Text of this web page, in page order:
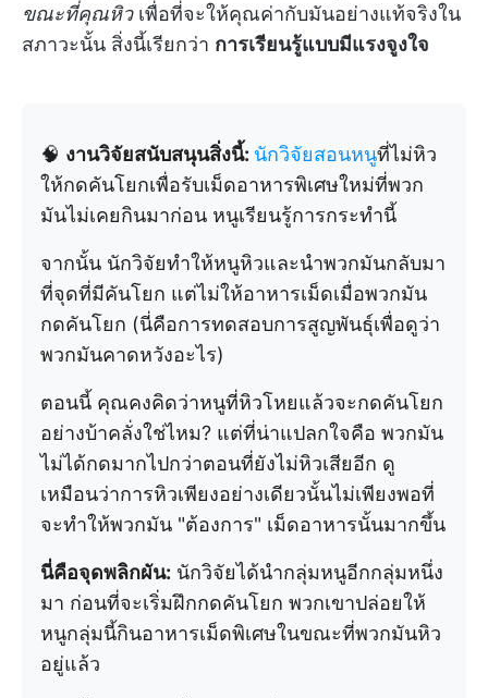
ขณะที่คุณหิวเพื่อที่จะให้คุณค่ากับมันอย่างแท้จริงใน
สภาวะนั้น สิ่งนี้เรียกว่า การเรียนรู้แบบมีแรงจูงใจ
🧠 งานวิจัยสนับสนุนสิ่งนี้: นักวิจัยสอนหนูที่ไม่หิว
ให้กดคันโยกเพื่อรับเม็ดอาหารพิเศษใหม่ที่พวก
มันไม่เคยกินมาก่อน หนูเรียนรู้การกระทำนี้
จากนั้น นักวิจัยทำให้หนูหิวและนำพวกมันกลับมา
ที่จุดที่มีคันโยก แต่ไม่ให้อาหารเม็ดเมื่อพวกมัน
กดคันโยก (นี่คือการทดสอบการสูญพันธุ์เพื่อดูว่า
พวกมันคาดหวังอะไร)
ตอนนี้ คุณคงคิดว่าหนูที่หิวโหยแล้วจะกดคันโยก
อย่างบ้าคลั่งใช่ไหม? แต่ที่น่าแปลกใจคือ พวกมัน
ไม่ได้กดมากไปกว่าตอนที่ยังไม่หิวเสียอีก ดู
เหมือนว่าการหิวเพียงอย่างเดียวนั้นไม่เพียงพอที่
จะทำให้พวกมัน "ต้องการ" เม็ดอาหารนั้นมากขึ้น
นี่คือจุดพลิกผัน: นักวิจัยได้นำกลุ่มหนูอีกกลุ่มหนึ่ง
มา ก่อนที่จะเริ่มฝึกกดคันโยก พวกเขาปล่อยให้
หนูกลุ่มนี้กินอาหารเม็ดพิเศษในขณะที่พวกมันหิว
อยู่แล้ว